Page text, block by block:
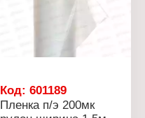
Код:601189
Пленка п/э 200мк